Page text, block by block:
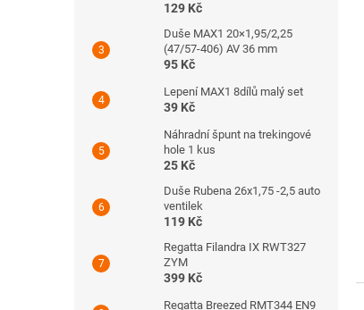
129 Kč
Duše MAX1 20×1,95/2,25
(47/57-406) AV 36 mm
95 Kč
Lepení MAX1 8dílů malý set
39 Kč
Náhradní špunt na trekingové
hole 1 kus
25 Kč
Duše Rubena 26x1,75 -2,5 auto
ventilek
119 Kč
Regatta Filandra IX RWT327
ZYM
399 Kč
Regatta Breezed RMT344 EN9